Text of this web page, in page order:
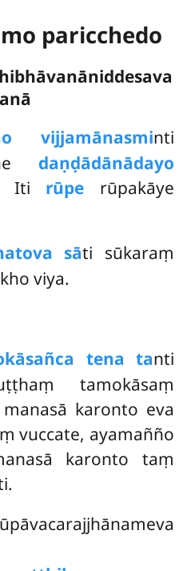
paricchedo
vijjamānasminti
daṇḍādānādayo
Iti rūpe rūpakāye
sāti sūkaraṃ
viya.
tena tanti
tamokāsaṃ
manasā karonto eva
vuccate, ayamañño
karonto taṃ